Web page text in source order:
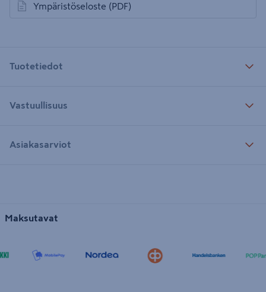
Ympäristöseloste (PDF)
avautuu uuteen välilehteen
Tuotetiedot
Vastuullisuus
Asiakasarviot
Maksutavat